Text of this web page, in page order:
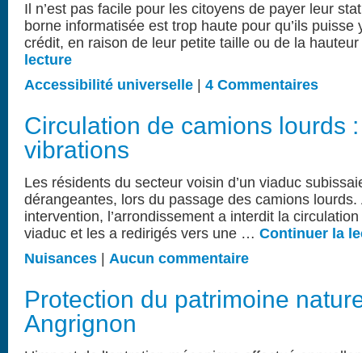
Il n’est pas facile pour les citoyens de payer leur
borne informatisée est trop haute pour qu’ils puisse
crédit, en raison de leur petite taille ou de la
lecture
Accessibilité universelle
4 Commentaires
Circulation de camions lourds
vibrations
Les résidents du secteur voisin d’un viaduc
dérangeantes, lors du passage des camions
intervention, l’arrondissement a interdit la
viaduc et les a redirigés vers une … Continuer la
Nuisances
Aucun commentaire
Protection du patrimoine
Angrignon